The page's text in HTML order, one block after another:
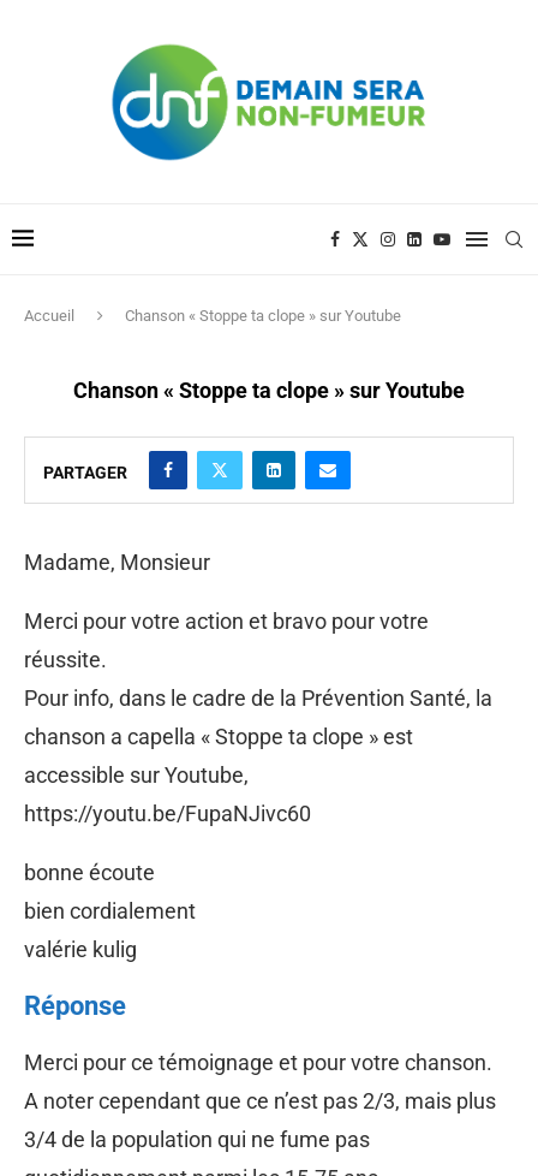
Accueil Chanson « Stoppe ta clope » sur Youtube
Chanson « Stoppe ta clope » sur Youtube
PARTAGER
Madame, Monsieur
Merci pour votre action et bravo pour votre
réussite.
Pour info, dans le cadre de la Prévention Santé, la
chanson a capella « Stoppe ta clope » est
accessible sur Youtube,
https://youtu.be/FupaNJivc60
bonne écoute
bien cordialement
valérie kulig
Réponse
Merci pour ce témoignage et pour votre chanson.
A noter cependant que ce n’est pas 2/3, mais plus
3/4 de la population qui ne fume pas